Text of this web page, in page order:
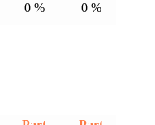
0 % 0 %